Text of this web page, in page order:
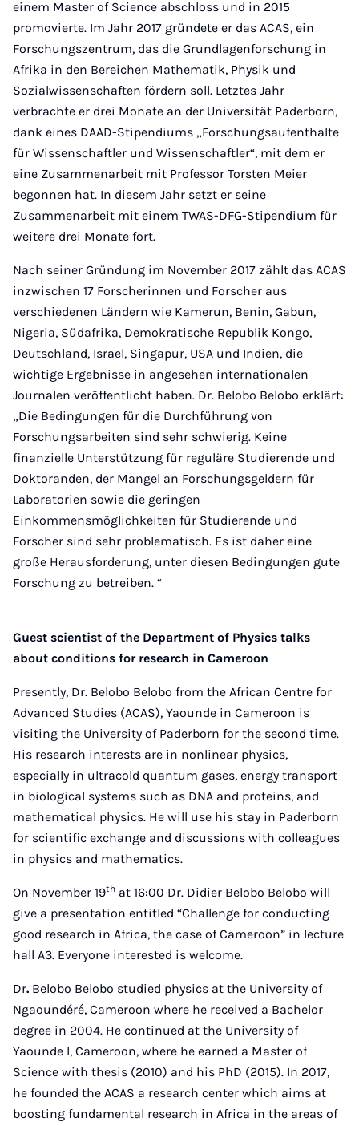
einem Master of Science abschloss und in 2015
promovierte. Im Jahr 2017 gründete er das ACAS, ein
Forschungszentrum, das die Grundlagenforschung in
Afrika in den Bereichen Mathematik, Physik und
Sozialwissenschaften fördern soll. Letztes Jahr
verbrachte er drei Monate an der Universität Paderborn,
dank eines DAAD-Stipendiums „Forschungsaufenthalte
für Wissenschaftler und Wissenschaftler“, mit dem er
eine Zusammenarbeit mit Professor Torsten Meier
begonnen hat. In diesem Jahr setzt er seine
Zusammenarbeit mit einem TWAS-DFG-Stipendium für
weitere drei Monate fort.
Nach seiner Gründung im November 2017 zählt das ACAS
inzwischen 17 Forscherinnen und Forscher aus
verschiedenen Ländern wie Kamerun, Benin, Gabun,
Nigeria, Südafrika, Demokratische Republik Kongo,
Deutschland, Israel, Singapur, USA und Indien, die
wichtige Ergebnisse in angesehen internationalen
Journalen veröffentlicht haben. Dr. Belobo Belobo erklärt:
„Die Bedingungen für die Durchführung von
Forschungsarbeiten sind sehr schwierig. Keine
finanzielle Unterstützung für reguläre Studierende und
Doktoranden, der Mangel an Forschungsgeldern für
Laboratorien sowie die geringen
Einkommensmöglichkeiten für Studierende und
Forscher sind sehr problematisch. Es ist daher eine
große Herausforderung, unter diesen Bedingungen gute
Forschung zu betreiben. “
Guest scientist of the Department of Physics talks
about conditions for research in Cameroon
Presently, Dr. Belobo Belobo from the African Centre for
Advanced Studies (ACAS), Yaounde in Cameroon is
visiting the University of Paderborn for the second time.
His research interests are in nonlinear physics,
especially in ultracold quantum gases, energy transport
in biological systems such as DNA and proteins, and
mathematical physics. He will use his stay in Paderborn
for scientific exchange and discussions with colleagues
in physics and mathematics.
On November 19th at 16:00 Dr. Didier Belobo Belobo will
give a presentation entitled “Challenge for conducting
good research in Africa, the case of Cameroon” in lecture
hall A3. Everyone interested is welcome.
Dr. Belobo Belobo studied physics at the University of
Ngaoundéré, Cameroon where he received a Bachelor
degree in 2004. He continued at the University of
Yaounde I, Cameroon, where he earned a Master of
Science with thesis (2010) and his PhD (2015). In 2017,
he founded the ACAS a research center which aims at
boosting fundamental research in Africa in the areas of